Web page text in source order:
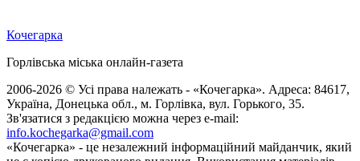
Кочегарка
Горлівська міська онлайн-газета
2006-2026 © Усі права належать - «Кочегарка». Адреса: 84617,
Україна, Донецька обл., м. Горлівка, вул. Горького, 35.
Зв'язатися з редакцією можна через e-mail:
info.kochegarka@gmail.com
«Кочегарка» - це незалежний інформаційний майданчик, який